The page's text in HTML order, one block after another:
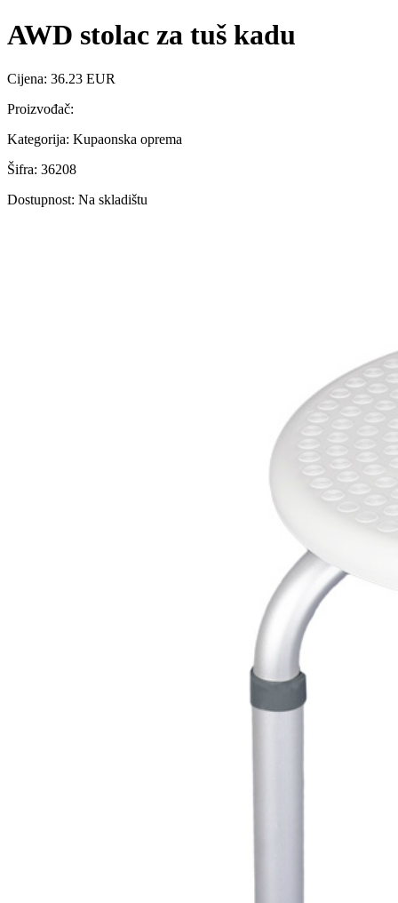
AWD stolac za tuš kadu
Cijena: 36.23 EUR
Proizvođač:
Kategorija: Kupaonska oprema
Šifra: 36208
Dostupnost: Na skladištu